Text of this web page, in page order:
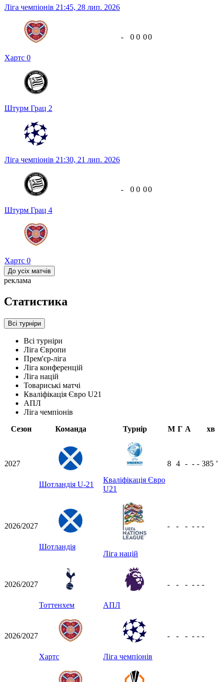
Ліга чемпіонів 21:45, 28 лип. 2026
Хартс 0
Штурм Грац 2
- 0 0 00
Ліга чемпіонів 21:30, 21 лип. 2026
Штурм Грац 4
Хартс 0
- 0 0 00
До усіх матчів
реклама
Статистика
Всі турніри
Всі турніри
Ліга Європи
Прем'єр-ліга
Ліга конференцій
Ліга націй
Товариські матчі
Кваліфікація Євро U21
АПЛ
Ліга чемпіонів
Сезон
Команда Турнір М Г А хв
2027
Шотландія U-21
Кваліфікація Євро
U21
8 4 - - - 385 ʼ
2026/2027
Шотландія
Ліга націй
- - - - - -
2026/2027
Тоттенхем АПЛ
- - - - - -
2026/2027
Хартс Ліга чемпіонів
- - - - - -